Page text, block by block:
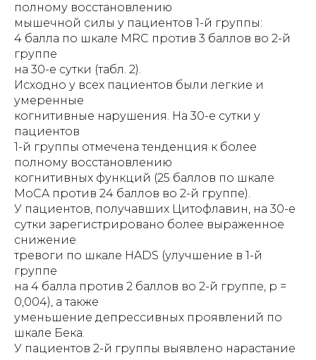
полному восстановлению
мышечной силы у пациентов 1-й группы:
4 балла по шкале MRС против 3 баллов во 2-й
группе
на 30-е сутки (табл. 2).
Исходно у всех пациентов были легкие и
умеренные
когнитивные нарушения. На 30-е сутки у
пациентов
1-й группы отмечена тенденция к более
полному восстановлению
когнитивных функций (25 баллов по шкале
MoCA против 24 баллов во 2-й группе).
У пациентов, получавших Цитофлавин, на 30-е
сутки зарегистрировано более выраженное
снижение
тревоги по шкале HADS (улучшение в 1-й
группе
на 4 балла против 2 баллов во 2-й группе, p =
0,004), а также
уменьшение депрессивных проявлений по
шкале Бека.
У пациентов 2-й группы выявлено нарастание